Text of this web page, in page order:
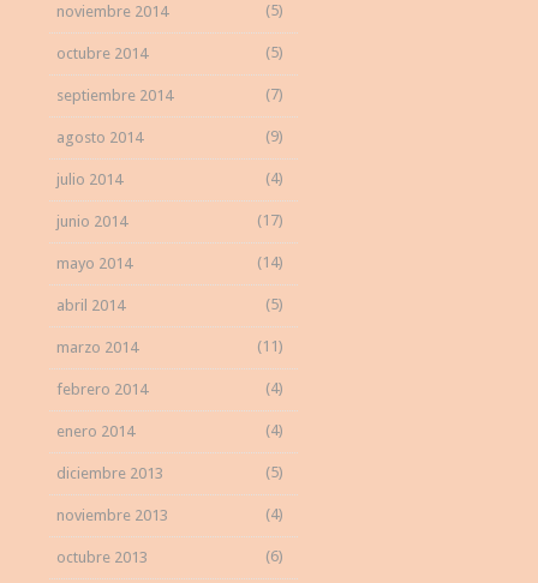
noviembre 2014 (5)
octubre 2014 (5)
septiembre 2014 (7)
agosto 2014 (9)
julio 2014 (4)
junio 2014 (17)
mayo 2014 (14)
abril 2014 (5)
marzo 2014 (11)
febrero 2014 (4)
enero 2014 (4)
diciembre 2013 (5)
noviembre 2013 (4)
octubre 2013 (6)